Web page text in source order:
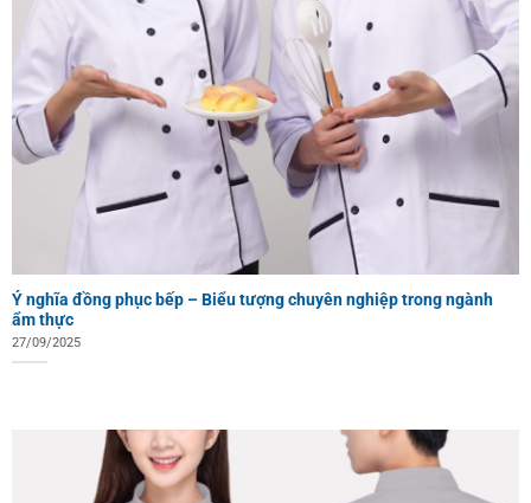
Ý nghĩa đồng phục bếp – Biểu tượng chuyên nghiệp trong ngành
ẩm thực
27/09/2025